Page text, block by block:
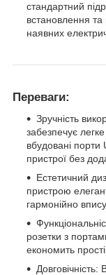
стандартний
встановлення та
наявних
Переваги:
Зручність
забезпечує
вбудовані порти
пристрої без
Естетичний
пристрою
гармонійно
розетки з
економить